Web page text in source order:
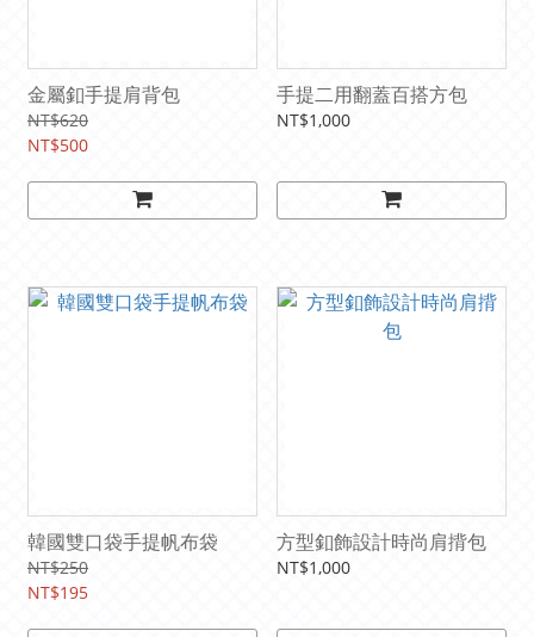
金屬釦手提肩背包
NT$620
NT$500
手提二用翻蓋百搭方包
NT$1,000
韓國雙口袋手提帆布袋
NT$250
NT$195
方型釦飾設計時尚肩揹包
NT$1,000